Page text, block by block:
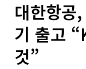
대한항공
기 출고
것”